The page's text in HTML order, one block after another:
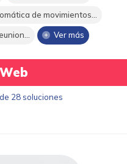
de movimientos...
Ver más
28 soluciones